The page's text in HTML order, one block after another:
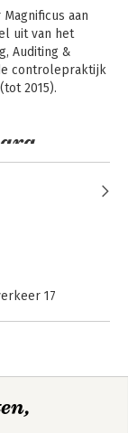
aan
uit van het
Auditing &
controlepraktijk
2015).
en
17
26
29